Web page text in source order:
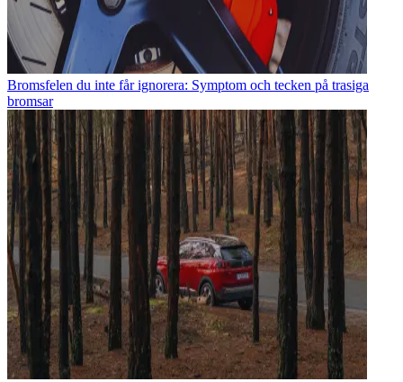
Bromsfelen du inte får ignorera: Symptom och tecken på trasiga
bromsar